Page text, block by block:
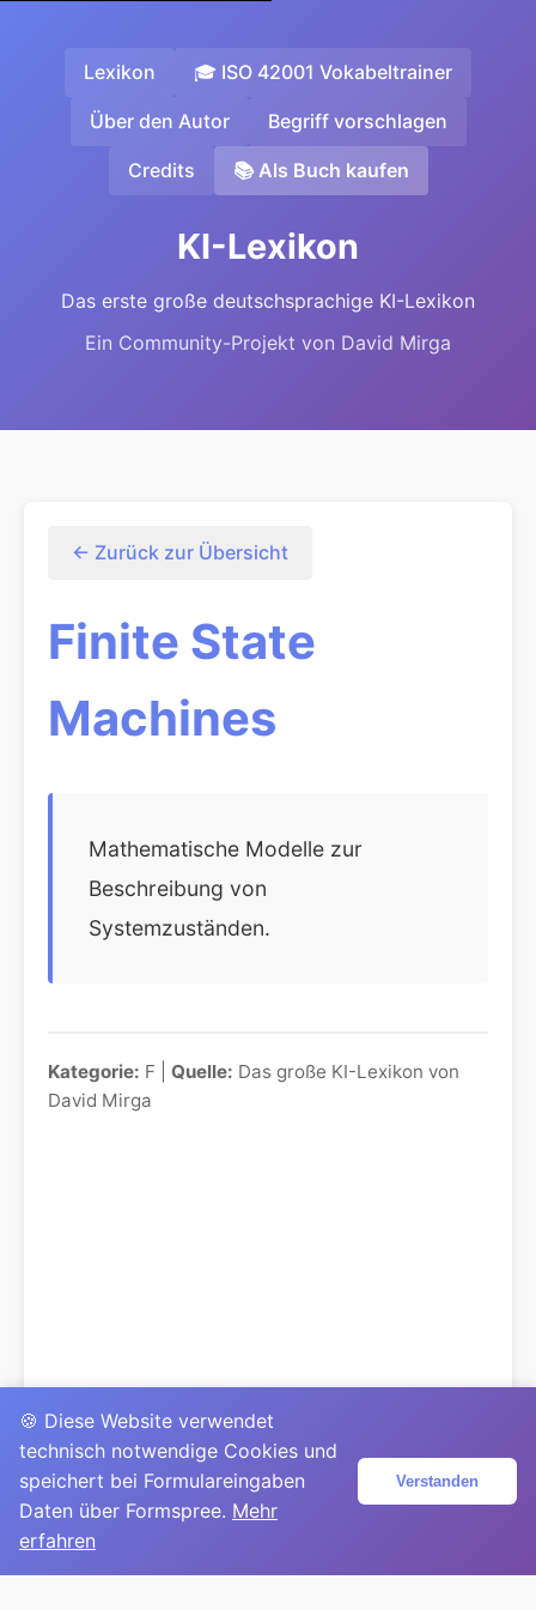
Lexikon 🎓 ISO 42001 Vokabeltrainer
Über den Autor Begriff vorschlagen
Credits 📚 Als Buch kaufen
KI-Lexikon
Das erste große deutschsprachige KI-Lexikon
Ein Community-Projekt von David Mirga
← Zurück zur Übersicht
Finite State
Machines
Mathematische Modelle zur
Beschreibung von
Systemzuständen.
Kategorie: F | Quelle: Das große KI-Lexikon von
David Mirga
🍪 Diese Website verwendet
technisch notwendige Cookies und
speichert bei Formulareingaben
Daten über Formspree. Mehr
erfahren
Verstanden